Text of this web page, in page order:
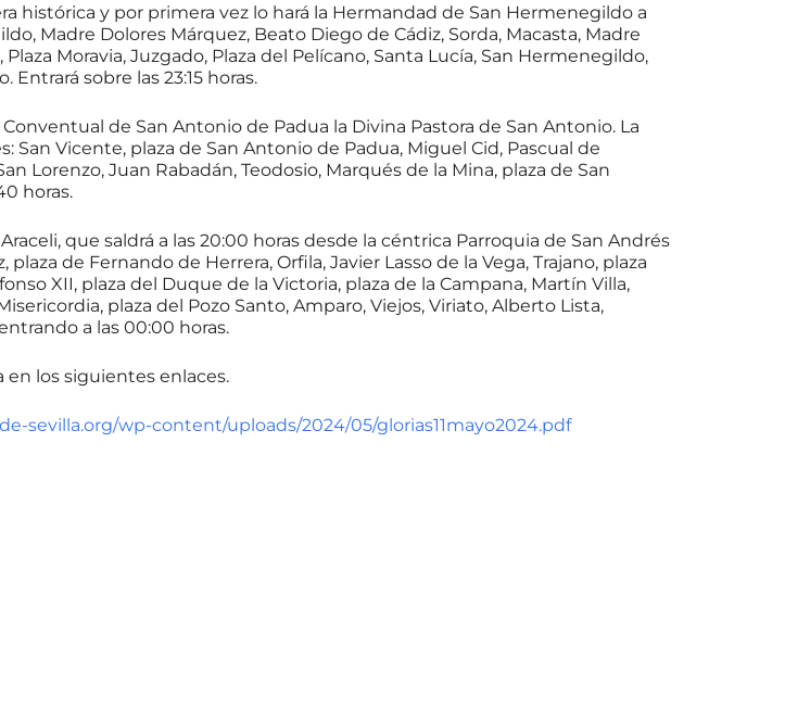
histórica y por primera vez lo hará la Hermandad de San Hermenegildo a
Madre Dolores Márquez, Beato Diego de Cádiz, Sorda, Macasta, Madre
Moravia, Juzgado, Plaza del Pelícano, Santa Lucía, San Hermenegildo,
sobre las 23:15 horas.
de San Antonio de Padua la Divina Pastora de San Antonio. La
San Vicente, plaza de San Antonio de Padua, Miguel Cid, Pascual de
Lorenzo, Juan Rabadán, Teodosio, Marqués de la Mina, plaza de San
horas.
que saldrá a las 20:00 horas desde la céntrica Parroquia de San Andrés
de Fernando de Herrera, Orfila, Javier Lasso de la Vega, Trajano, plaza
XII, plaza del Duque de la Victoria, plaza de la Campana, Martín Villa,
plaza del Pozo Santo, Amparo, Viejos, Viriato, Alberto Lista,
a las 00:00 horas.
en los siguientes enlaces.
sevilla.org/wp-content/uploads/2024/05/glorias11mayo2024.pdf